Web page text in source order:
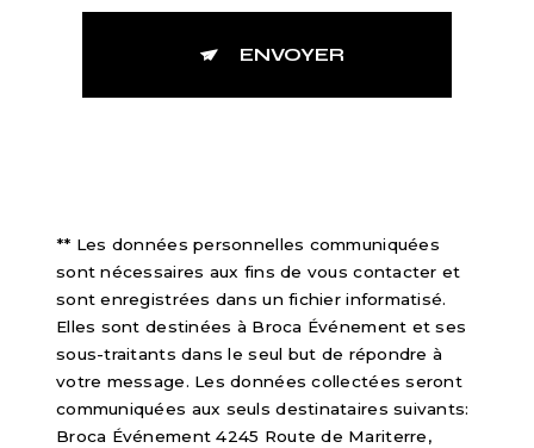
ENVOYER
** Les données personnelles communiquées
sont nécessaires aux fins de vous contacter et
sont enregistrées dans un fichier informatisé.
Elles sont destinées à Broca Événement et ses
sous-traitants dans le seul but de répondre à
votre message. Les données collectées seront
communiquées aux seuls destinataires suivants:
Broca Événement 4245 Route de Mariterre,